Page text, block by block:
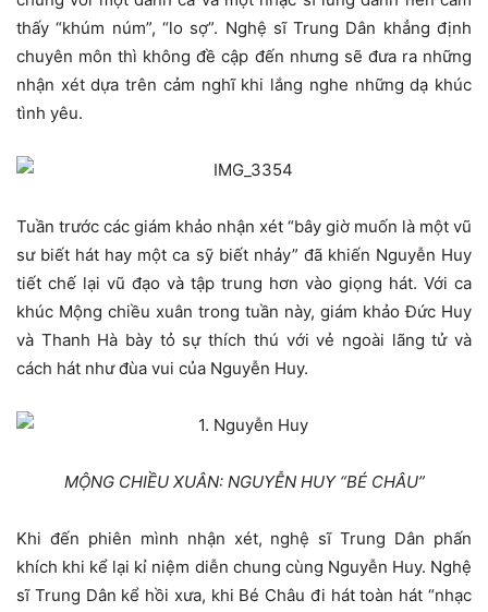
thấy “khúm núm”, “lo sợ”. Nghệ sĩ Trung Dân khẳng định
chuyên môn thì không đề cập đến nhưng sẽ đưa ra những
nhận xét dựa trên cảm nghĩ khi lắng nghe những dạ khúc
tình yêu.
Tuần trước các giám khảo nhận xét “bây giờ muốn là một vũ
sư biết hát hay một ca sỹ biết nhảy” đã khiến Nguyễn Huy
tiết chế lại vũ đạo và tập trung hơn vào giọng hát. Với ca
khúc Mộng chiều xuân trong tuần này, giám khảo Đức Huy
và Thanh Hà bày tỏ sự thích thú với vẻ ngoài lãng tử và
cách hát như đùa vui của Nguyễn Huy.
MỘNG CHIỀU XUÂN: NGUYỄN HUY “BÉ CHÂU”
Khi đến phiên mình nhận xét, nghệ sĩ Trung Dân phấn
khích khi kể lại kỉ niệm diễn chung cùng Nguyễn Huy. Nghệ
sĩ Trung Dân kể hồi xưa, khi Bé Châu đi hát toàn hát “nhạc